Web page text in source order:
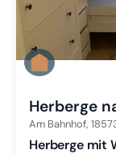
Herberge
Am Bahnhof,
Herberge mit